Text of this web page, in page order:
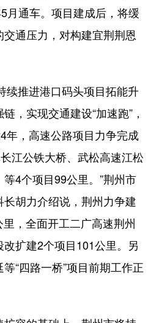
河北 山西
福建 江西
湖北 湖南
海南 重庆
云南 西藏
青海 宁夏
月通车。项目建成后，将缓
通压力，对构建宜荆荆恩
推进港口码头项目拓能升
，实现交通建设“加速跑”，
年，高速公路项目力争完成
江公铁大桥、武松高速江松
4个项目99公里。”荆州市
胡力介绍说，荆州力争建
，全面开工二广高速荆州
扩建2个项目101公里。另
“四路一桥”项目前期工作正